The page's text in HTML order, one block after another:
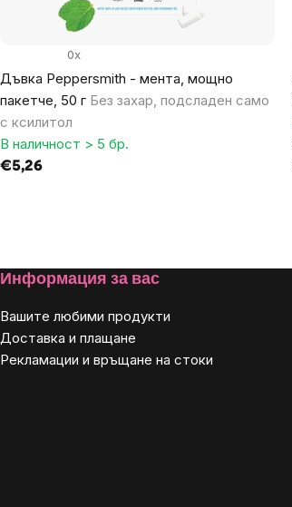
Дъвка Peppersmith - мента, мощно
пакетче, 50 г Без захар, подсладен само
с ксилитол
0x
В наличност > 5 бр.
€5,26
controls
Footer
Информация за вас
Вашите любими продукти
Доставка и плащане
Рекламации и връщане на стоки